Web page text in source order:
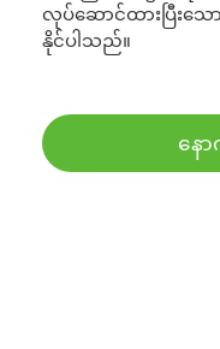
လုပ်ဆောင်ထားပြီးသေ
နိုင်ပါသည်။
နေ